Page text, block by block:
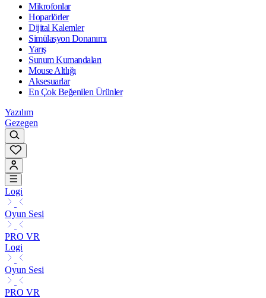
Mikrofonlar
Hoparlörler
Dijital Kalemler
Simülasyon Donanımı
Yarış
Sunum Kumandaları
Mouse Altlığı
Aksesuarlar
En Çok Beğenilen Ürünler
Yazılım
Gezegen
Logi
Oyun Sesi
PRO VR
Logi
Oyun Sesi
PRO VR